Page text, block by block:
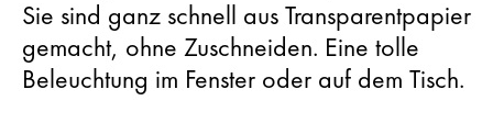
Sie sind ganz schnell aus Transparentpapier
gemacht, ohne Zuschneiden. Eine tolle
Beleuchtung im Fenster oder auf dem Tisch.